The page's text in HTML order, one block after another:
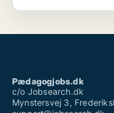
Pædagogjobs.dk
c/o Jobsearch.dk
Mynstersvej 3,